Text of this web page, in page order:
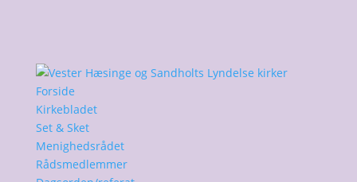
Forside
Kirkebladet
Set & Sket
Menighedsrådet
Rådsmedlemmer